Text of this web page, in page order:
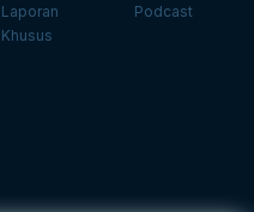
Laporan
Khusus
Podcast